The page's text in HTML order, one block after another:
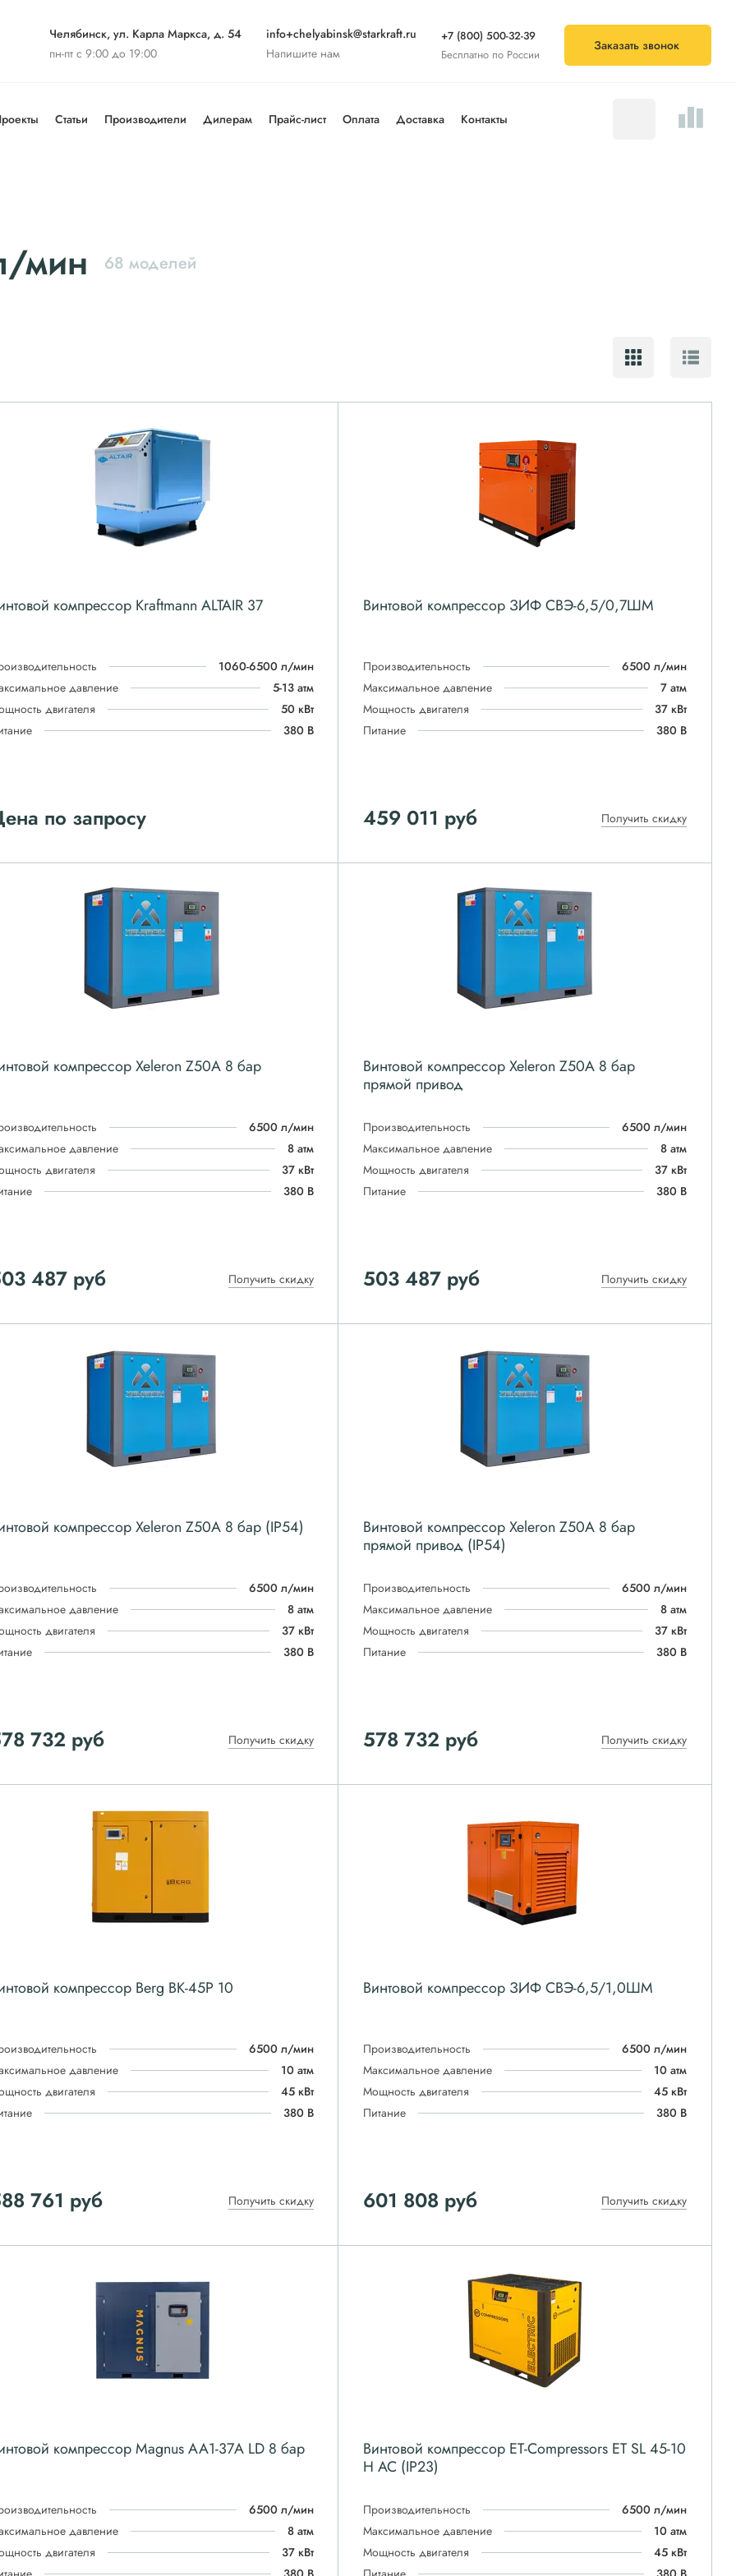
Челябинск, ул. Карла Маркса, д. 54
пн-пт с 9:00 до 19:00
info+chelyabinsk@starkraft.ru
Напишите нам
+7 (800) 500-32-39
Бесплатно по России
Заказать звонок
Статьи Производители Дилерам Прайс-лист Оплата Доставка Контакты
мин 68 моделей
компрессор Kraftmann ALTAIR 37
1060-6500 л/мин
давление
5-13 атм
двигателя
50 кВт
380 В
по запросу
Винтовой компрессор ЗИФ СВЭ-6,5/0,7ШМ
Производительность
6500 л/мин
Максимальное давление
7 атм
Мощность двигателя
37 кВт
Питание
380 В
459 011 руб Получить скидку
компрессор Xeleron Z50A 8 бар
6500 л/мин
давление
8 атм
двигателя
37 кВт
380 В
487 руб Получить скидку
Винтовой компрессор Xeleron Z50A 8 бар
прямой привод
Производительность
6500 л/мин
Максимальное давление
8 атм
Мощность двигателя
37 кВт
Питание
380 В
503 487руб Получить скидку
компрессор Xeleron Z50A 8 бар (IP54)
6500 л/мин
давление
8 атм
двигателя
37 кВт
380 В
732 руб Получить скидку
Винтовой компрессор Xeleron Z50A 8 бар
прямой привод (IP54)
Производительность
6500 л/мин
Максимальное давление
8 атм
Мощность двигателя
37 кВт
Питание
380 В
578 732 руб Получить скидку
компрессор Berg ВК-45Р 10
6500 л/мин
давление
10 атм
двигателя
45 кВт
380 В
761 руб Получить скидку
Винтовой компрессор ЗИФ СВЭ-6,5/1,0ШМ
Производительность
6500 л/мин
Максимальное давление
10 атм
Мощность двигателя
45 кВт
Питание
380 В
601 808руб Получить скидку
компрессор Magnus АА1-37A LD 8 бар
6500 л/мин
давление
8 атм
двигателя
37 кВт
Винтовой компрессор ET-Compressors ET SL 45-10
H AC (IP23)
Производительность
6500 л/мин
Максимальное давление
10 атм
Мощность двигателя
45 кВт